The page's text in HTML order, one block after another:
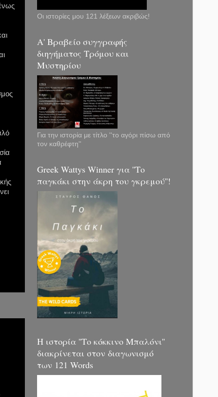
Οι ιστορίες μου 121 λέξεων ακριβώς!
Α' Βραβείο συγγραφής
διηγήματος Τρόμου και
Μυστηρίου
Για την ιστορία με τίτλο ''το αγόρι πίσω από
τον καθρέφτη''
Greek Wattys Winner για ''Το
παγκάκι στην άκρη του γκρεμού''!
Η ιστορία ''Το κόκκινο Μπαλόνι''
διακρίνεται στον διαγωνισμό
των 121 Words